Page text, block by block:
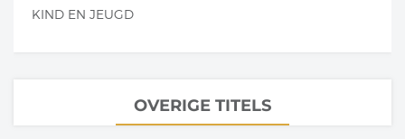
KIND EN JEUGD
OVERIGE TITELS